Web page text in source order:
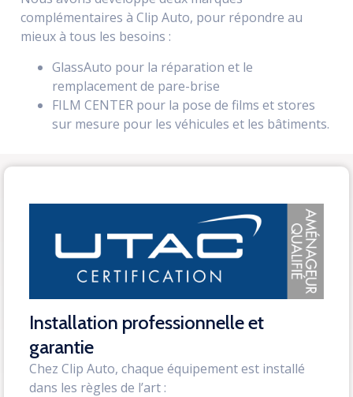
complémentaires à Clip Auto, pour répondre au
mieux à tous les besoins :
GlassAuto pour la réparation et le
remplacement de pare-brise
FILM CENTER pour la pose de films et stores
sur mesure pour les véhicules et les bâtiments.
Installation professionnelle et
garantie
Chez Clip Auto, chaque équipement est installé
dans les règles de l’art :